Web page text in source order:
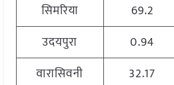
सिमरिया
69.2
उदयपुरा
0.94
वारासिवनी
32.17